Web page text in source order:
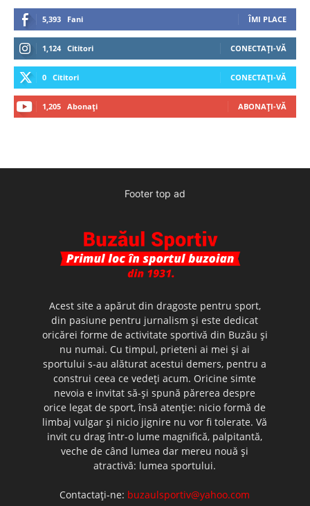
5,393 Fani ÎMI PLACE
1,124 Cititori CONECTAȚI-VĂ
0 Cititori CONECTAȚI-VĂ
1,205 Abonați ABONAȚI-VĂ
Footer top ad
Acest site a apărut din dragoste pentru sport,
din pasiune pentru jurnalism şi este dedicat
oricărei forme de activitate sportivă din Buzău şi
nu numai. Cu timpul, prieteni ai mei şi ai
sportului s-au alăturat acestui demers, pentru a
construi ceea ce vedeţi acum. Oricine simte
nevoia e invitat să-şi spună părerea despre
orice legat de sport, însă atenţie: nicio formă de
limbaj vulgar şi nicio jignire nu vor fi tolerate. Vă
invit cu drag într-o lume magnifică, palpitantă,
veche de când lumea dar mereu nouă şi
atractivă: lumea sportului.
Contactați-ne: buzaulsportiv@yahoo.com